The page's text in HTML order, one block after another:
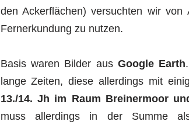
den Ackerflächen) versuchten wir
Fernerkundung zu nutzen.
Basis waren Bilder aus Google Earth
lange Zeiten, diese allerdings mit
13./14. Jh im Raum Breinermoor
muss allerdings in der Summe